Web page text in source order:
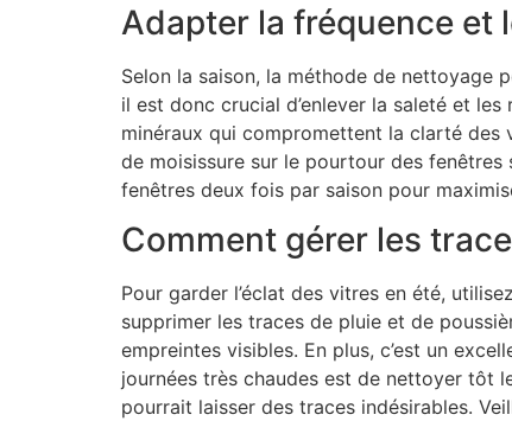
Adapter la fréquence et
Selon la saison, la méthode de nettoyage
il est donc crucial d’enlever la saleté et
minéraux qui compromettent la clarté des
de moisissure sur le pourtour des
fenêtres deux fois par saison pour
Comment gérer les
Pour garder l’éclat des vitres en été,
supprimer les traces de pluie et de
empreintes visibles. En plus, c’est un
journées très chaudes est de nettoyer tôt
pourrait laisser des traces indésirables.